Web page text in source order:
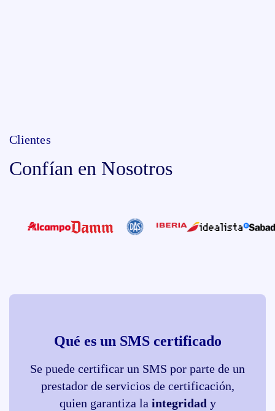
Clientes
Confían en Nosotros
Qué es un SMS certificado
Se puede certificar un SMS por parte de un
prestador de servicios de certificación,
quien garantiza la integridad y